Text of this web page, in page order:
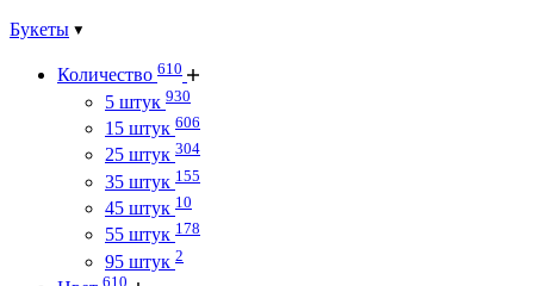
Букеты
Количество 610
5 штук 930
15 штук 606
25 штук 304
35 штук 155
45 штук 10
55 штук 178
95 штук 2
610